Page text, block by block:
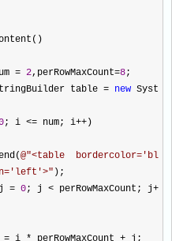
= 2,perRowMaxCount=8
table
= new Syst
; i <= num; i++ )
@"<table  bordercolor='bl
" );
= 0; j < perRowMaxCount; j+
= i * perRowMaxCount + j;